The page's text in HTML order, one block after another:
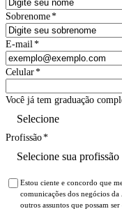
Sobrenome*
E-mail *
Celular*
Você já tem graduação
Profissão*
Estou ciente e concordo que
comunicações dos negócios
outros assuntos que possam ser